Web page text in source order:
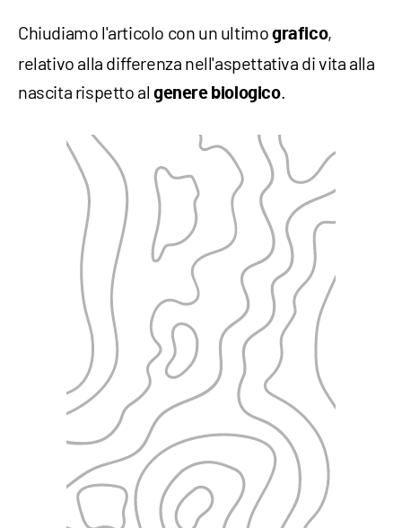
Chiudiamo l'articolo con un ultimo grafico,
relativo alla differenza nell'aspettativa di vita alla
nascita rispetto algenere biologico.